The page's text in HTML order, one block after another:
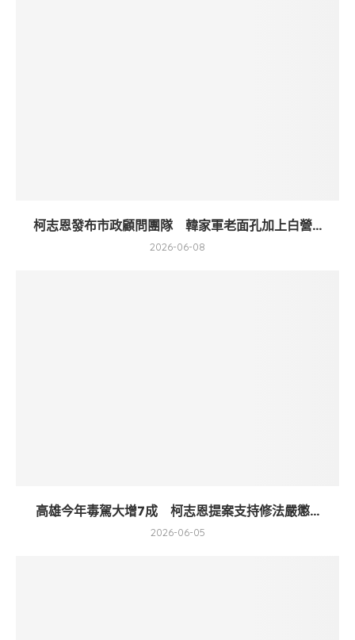
柯志恩發布市政顧問團隊 韓家軍老面孔加上白營...
2026-06-08
高雄今年毒駕大增7成 柯志恩提案支持修法嚴懲...
2026-06-05